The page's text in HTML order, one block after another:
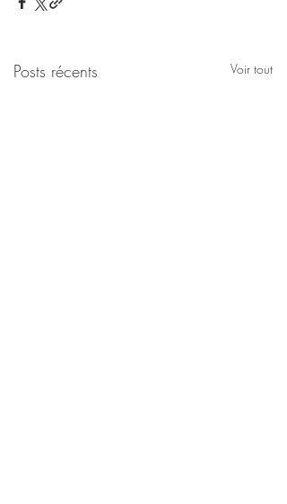
Posts récents Voir tout